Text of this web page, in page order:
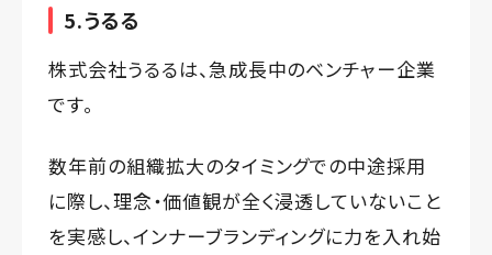
5.うるる
株式会社うるるは、急成長中のベンチャー企業
です。
数年前の組織拡大のタイミングでの中途採用
に際し、理念・価値観が全く浸透していないこと
を実感し、インナーブランディングに力を入れ始